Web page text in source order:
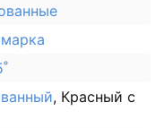
, Красный с